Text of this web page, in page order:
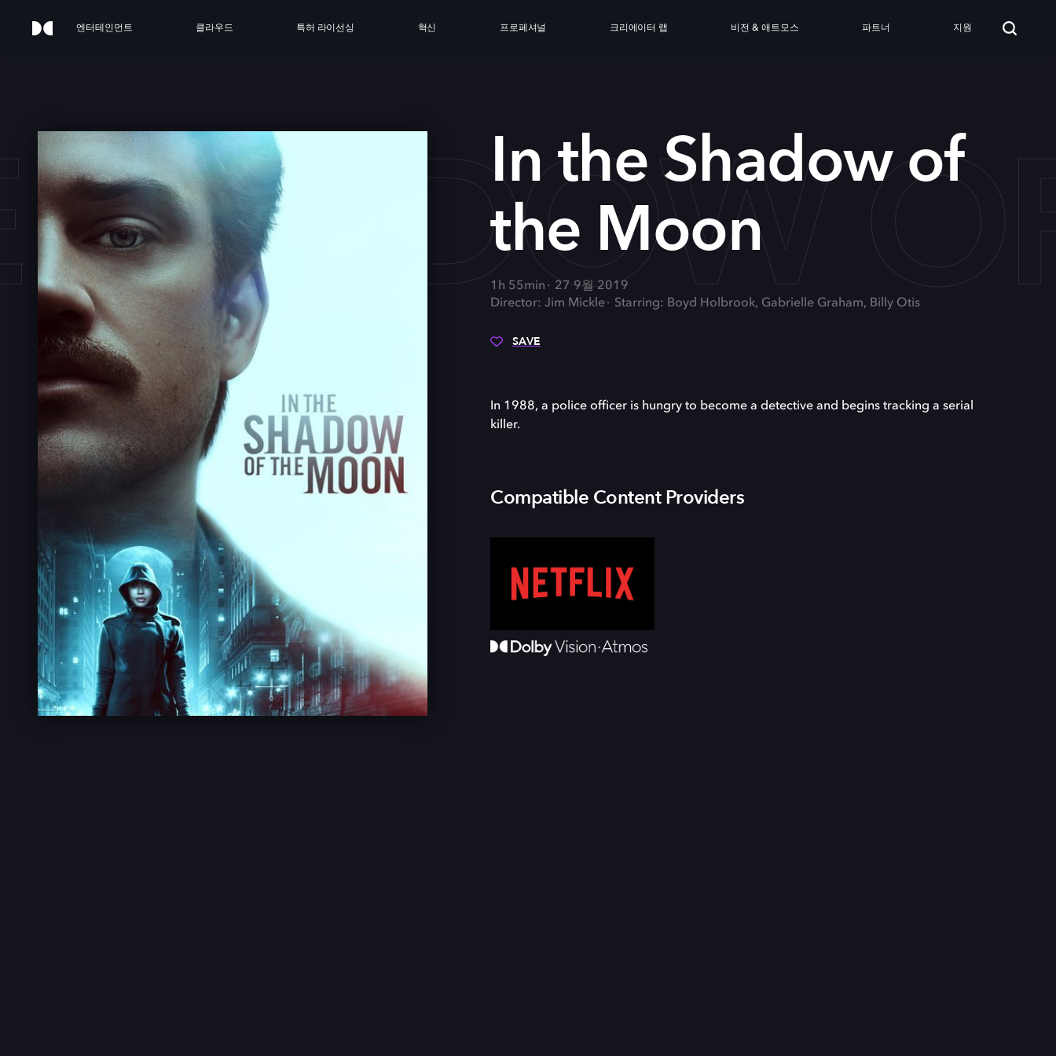
엔터테인먼트 클라우드 특허 라이선싱 혁신 프로페셔널 크리에이터 랩 비전 & 애트모스 파트너 지원
SHADOW
In the Shadow of
the Moon
1h 55min
27 9월 2019
Director: Jim Mickle
Starring: Boyd Holbrook, Gabrielle Graham, Billy Otis
SAVE
In 1988, a police officer is hungry to become a detective and begins tracking a serial
killer.
Compatible Content Providers